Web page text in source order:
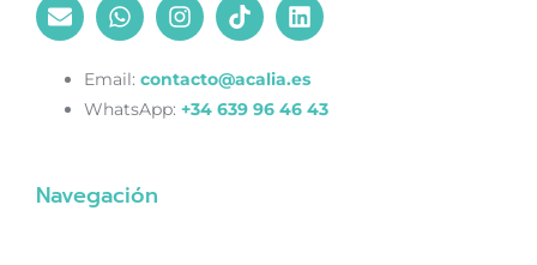
Email: contacto@acalia.es
WhatsApp: +34 639 96 46 43
Navegación